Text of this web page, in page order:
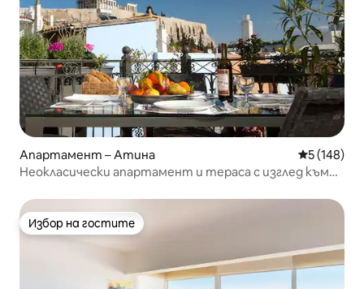
Апартамент – Атина Средна
5 (148)
Неокласически апартамент и тераса с изглед към
Избор на гостите
Избор на гостите